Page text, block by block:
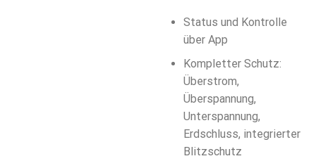
Status und Kontrolle
über App
Kompletter Schutz:
Überstrom,
Überspannung,
Unterspannung,
Erdschluss, integrierter
Blitzschutz